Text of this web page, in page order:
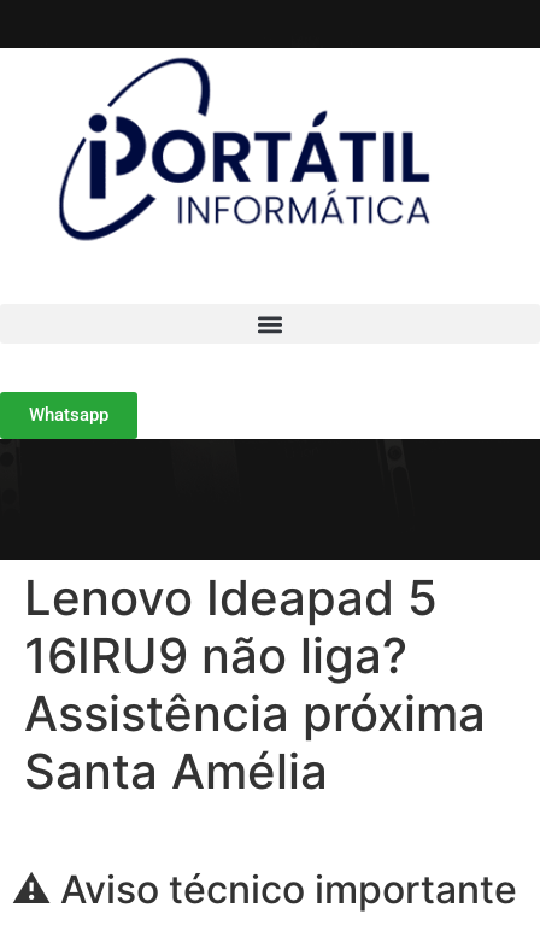
Whatsapp
Lenovo Ideapad 5
16IRU9 não liga?
Assistência próxima
Santa Amélia
⚠️ Aviso técnico importante